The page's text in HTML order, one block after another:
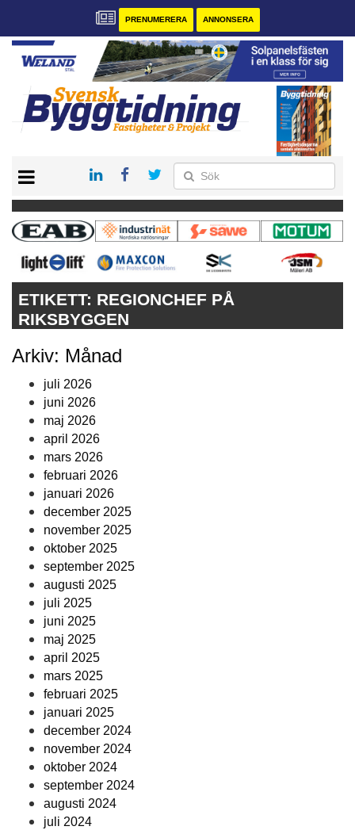
PRENUMERERA ANNONSERA
PRENUMERERA
VÅRA ANDRA MAGASIN
ANNONSERA
ETIKETT: REGIONCHEF PÅ
RIKSBYGGEN
Arkiv: Månad
juli 2026
juni 2026
maj 2026
april 2026
mars 2026
februari 2026
januari 2026
december 2025
november 2025
oktober 2025
september 2025
augusti 2025
juli 2025
juni 2025
maj 2025
april 2025
mars 2025
februari 2025
januari 2025
december 2024
november 2024
oktober 2024
september 2024
augusti 2024
juli 2024